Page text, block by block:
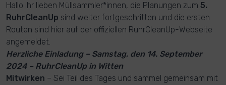
Hallo ihr lieben Müllsammler*innen, die Planungen zum 5.
RuhrCleanUp sind weiter fortgeschritten und die ersten
Routen sind hier auf der offiziellen RuhrCleanUp-Webseite
angemeldet.
Herzliche Einladung – Samstag, den 14. September
2024 – RuhrCleanUp in Witten
Mitwirken – Sei Teil des Tages und sammel gemeinsam mit